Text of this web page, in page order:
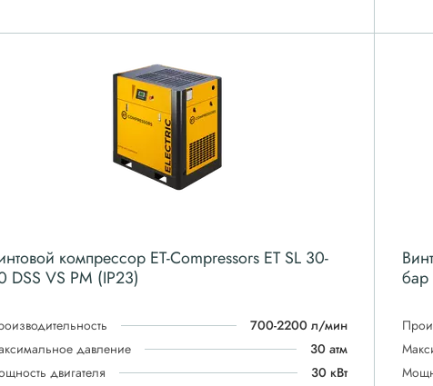
компрессор ET-Compressors ET SL 30-
DSS VS PM (IP23)
700-2200 л/мин
давление
30 атм
двигателя
30 кВт
бар